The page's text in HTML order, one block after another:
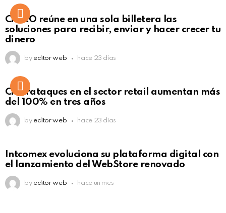
Not Safe For Work
Click to view this post
CiNKO reúne en una sola billetera las
soluciones para recibir, enviar y hacer crecer tu
dinero
by editor web hace 23 días
Ciberataques en el sector retail aumentan más
del 100% en tres años
by editor web hace 23 días
Intcomex evoluciona su plataforma digital con
el lanzamiento del WebStore renovado
by editor web hace un mes